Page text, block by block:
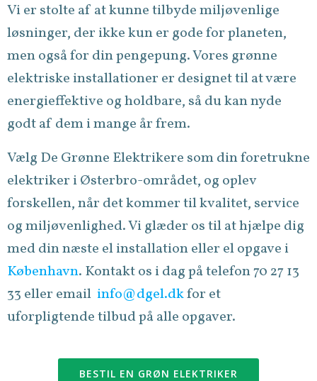
Vi er stolte af at kunne tilbyde miljøvenlige
løsninger, der ikke kun er gode for planeten,
men også for din pengepung. Vores grønne
elektriske installationer er designet til at være
energieffektive og holdbare, så du kan nyde
godt af dem i mange år frem.
Vælg De Grønne Elektrikere som din foretrukne
elektriker i Østerbro-området, og oplev
forskellen, når det kommer til kvalitet, service
og miljøvenlighed. Vi glæder os til at hjælpe dig
med din næste el installation eller el opgave i
København. Kontakt os i dag på telefon 70 27 13
33 eller email info@dgel.dkfor et
uforpligtende tilbud på alle opgaver.
BESTIL EN GRØN ELEKTRIKER